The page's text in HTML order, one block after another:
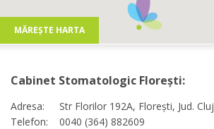
MĂREȘTE HARTA
Cabinet Stomatologic Florești:
Adresa:
Str Florilor 192A, Florești, Jud. Cluj
Telefon:
0040 (364) 882609